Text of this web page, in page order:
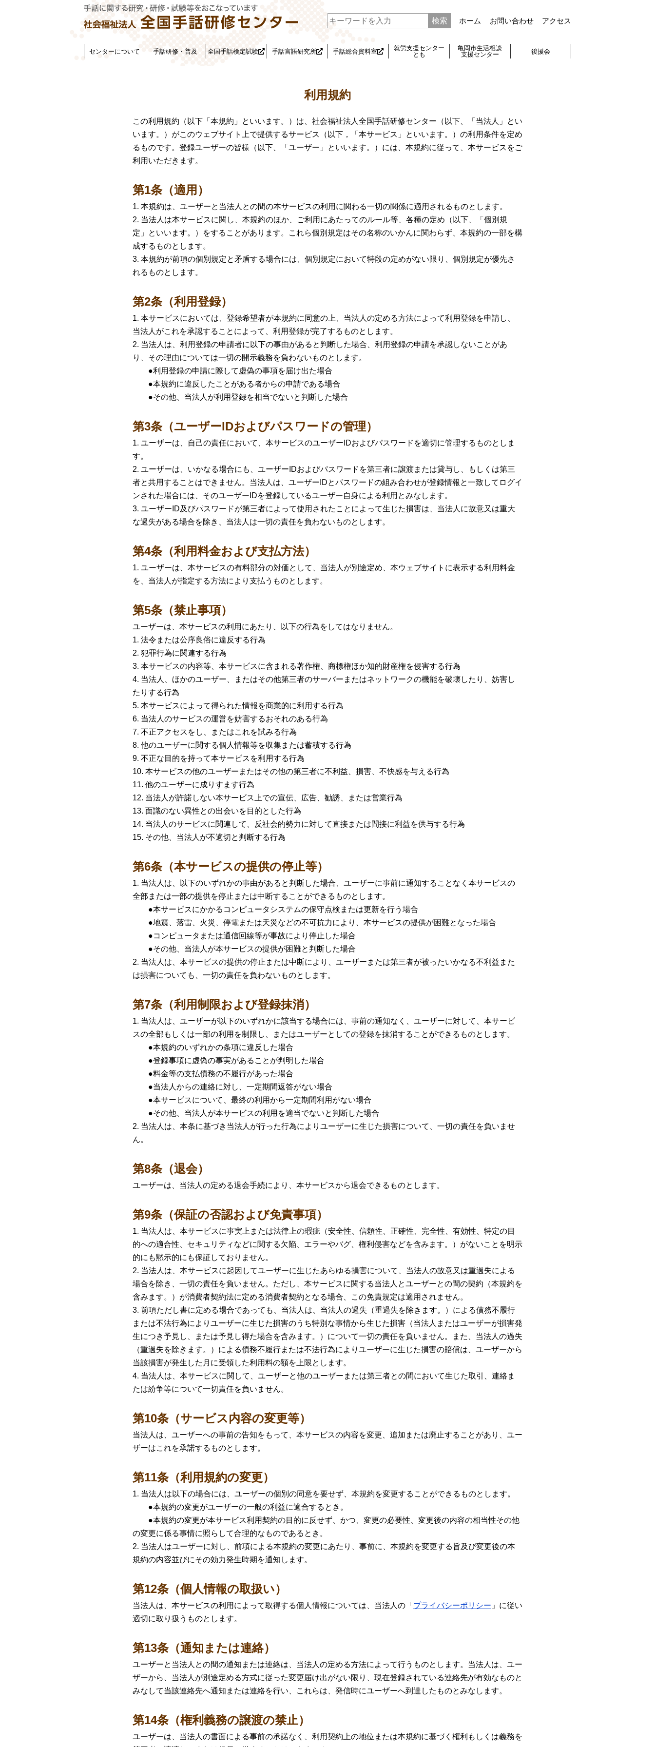
ホーム お問い合わせ アクセス
センターについて 手話研修・普及 全国手話検定試験 手話言語研究所 手話総合資料室
就労支援センター
とも
亀岡市生活相談
支援センター
後援会
利用規約
この利用規約（以下「本規約」といいます。）は、社会福祉法人全国手話研修センター（以下、「当法人」とい
います。）がこのウェブサイト上で提供するサービス（以下，「本サービス」といいます。）の利用条件を定め
るものです。登録ユーザーの皆様（以下、「ユーザー」といいます。）には、本規約に従って、本サービスをご
利用いただきます。
第1条（適用）
本規約は、ユーザーと当法人との間の本サービスの利用に関わる一切の関係に適用されるものとします。
当法人は本サービスに関し、本規約のほか、ご利用にあたってのルール等、各種の定め（以下、「個別規
定」といいます。）をすることがあります。これら個別規定はその名称のいかんに関わらず、本規約の一部を構
成するものとします。
本規約が前項の個別規定と矛盾する場合には、個別規定において特段の定めがない限り、個別規定が優先さ
れるものとします。
第2条（利用登録）
本サービスにおいては、登録希望者が本規約に同意の上、当法人の定める方法によって利用登録を申請し、
当法人がこれを承認することによって、利用登録が完了するものとします。
当法人は、利用登録の申請者に以下の事由があると判断した場合、利用登録の申請を承認しないことがあ
り、その理由については一切の開示義務を負わないものとします。
●利用登録の申請に際して虚偽の事項を届け出た場合
●本規約に違反したことがある者からの申請である場合
●その他、当法人が利用登録を相当でないと判断した場合
第3条（ユーザーIDおよびパスワードの管理）
ユーザーは、自己の責任において、本サービスのユーザーIDおよびパスワードを適切に管理するものとしま
す。
ユーザーは、いかなる場合にも、ユーザーIDおよびパスワードを第三者に譲渡または貸与し、もしくは第三
者と共用することはできません。当法人は、ユーザーIDとパスワードの組み合わせが登録情報と一致してログイ
ンされた場合には、そのユーザーIDを登録しているユーザー自身による利用とみなします。
ユーザーID及びパスワードが第三者によって使用されたことによって生じた損害は、当法人に故意又は重大
な過失がある場合を除き、当法人は一切の責任を負わないものとします。
第4条（利用料金および支払方法）
ユーザーは、本サービスの有料部分の対価として、当法人が別途定め、本ウェブサイトに表示する利用料金
を、当法人が指定する方法により支払うものとします。
第5条（禁止事項）
ユーザーは、本サービスの利用にあたり、以下の行為をしてはなりません。
法令または公序良俗に違反する行為
犯罪行為に関連する行為
本サービスの内容等、本サービスに含まれる著作権、商標権ほか知的財産権を侵害する行為
当法人、ほかのユーザー、またはその他第三者のサーバーまたはネットワークの機能を破壊したり、妨害し
たりする行為
本サービスによって得られた情報を商業的に利用する行為
当法人のサービスの運営を妨害するおそれのある行為
不正アクセスをし、またはこれを試みる行為
他のユーザーに関する個人情報等を収集または蓄積する行為
不正な目的を持って本サービスを利用する行為
本サービスの他のユーザーまたはその他の第三者に不利益、損害、不快感を与える行為
他のユーザーに成りすます行為
当法人が許諾しない本サービス上での宣伝、広告、勧誘、または営業行為
面識のない異性との出会いを目的とした行為
当法人のサービスに関連して、反社会的勢力に対して直接または間接に利益を供与する行為
その他、当法人が不適切と判断する行為
第6条（本サービスの提供の停止等）
当法人は、以下のいずれかの事由があると判断した場合、ユーザーに事前に通知することなく本サービスの
全部または一部の提供を停止または中断することができるものとします。
●本サービスにかかるコンピュータシステムの保守点検または更新を行う場合
●地震、落雷、火災、停電または天災などの不可抗力により、本サービスの提供が困難となった場合
●コンピュータまたは通信回線等が事故により停止した場合
●その他、当法人が本サービスの提供が困難と判断した場合
当法人は、本サービスの提供の停止または中断により、ユーザーまたは第三者が被ったいかなる不利益また
は損害についても、一切の責任を負わないものとします。
第7条（利用制限および登録抹消）
当法人は、ユーザーが以下のいずれかに該当する場合には、事前の通知なく、ユーザーに対して、本サービ
スの全部もしくは一部の利用を制限し、またはユーザーとしての登録を抹消することができるものとします。
●本規約のいずれかの条項に違反した場合
●登録事項に虚偽の事実があることが判明した場合
●料金等の支払債務の不履行があった場合
●当法人からの連絡に対し、一定期間返答がない場合
●本サービスについて、最終の利用から一定期間利用がない場合
●その他、当法人が本サービスの利用を適当でないと判断した場合
当法人は、本条に基づき当法人が行った行為によりユーザーに生じた損害について、一切の責任を負いませ
ん。
第8条（退会）
ユーザーは、当法人の定める退会手続により、本サービスから退会できるものとします。
第9条（保証の否認および免責事項）
当法人は、本サービスに事実上または法律上の瑕疵（安全性、信頼性、正確性、完全性、有効性、特定の目
的への適合性、セキュリティなどに関する欠陥、エラーやバグ、権利侵害などを含みます。）がないことを明示
的にも黙示的にも保証しておりません。
当法人は、本サービスに起因してユーザーに生じたあらゆる損害について、当法人の故意又は重過失による
場合を除き、一切の責任を負いません。ただし、本サービスに関する当法人とユーザーとの間の契約（本規約を
含みます。）が消費者契約法に定める消費者契約となる場合、この免責規定は適用されません。
前項ただし書に定める場合であっても、当法人は、当法人の過失（重過失を除きます。）による債務不履行
または不法行為によりユーザーに生じた損害のうち特別な事情から生じた損害（当法人またはユーザーが損害発
生につき予見し、または予見し得た場合を含みます。）について一切の責任を負いません。また、当法人の過失
（重過失を除きます。）による債務不履行または不法行為によりユーザーに生じた損害の賠償は、ユーザーから
当該損害が発生した月に受領した利用料の額を上限とします。
当法人は、本サービスに関して、ユーザーと他のユーザーまたは第三者との間において生じた取引、連絡ま
たは紛争等について一切責任を負いません。
第10条（サービス内容の変更等）
当法人は、ユーザーへの事前の告知をもって、本サービスの内容を変更、追加または廃止することがあり、ユー
ザーはこれを承諾するものとします。
第11条（利用規約の変更）
当法人は以下の場合には、ユーザーの個別の同意を要せず、本規約を変更することができるものとします。
●本規約の変更がユーザーの一般の利益に適合するとき。
●本規約の変更が本サービス利用契約の目的に反せず、かつ、変更の必要性、変更後の内容の相当性その他
の変更に係る事情に照らして合理的なものであるとき。
当法人はユーザーに対し、前項による本規約の変更にあたり、事前に、本規約を変更する旨及び変更後の本
規約の内容並びにその効力発生時期を通知します。
第12条（個人情報の取扱い）
当法人は、本サービスの利用によって取得する個人情報については、当法人の「 プライバシーポリシー 」に従い
適切に取り扱うものとします。
第13条（通知または連絡）
ユーザーと当法人との間の通知または連絡は、当法人の定める方法によって行うものとします。当法人は、ユー
ザーから、当法人が別途定める方式に従った変更届け出がない限り、現在登録されている連絡先が有効なものと
みなして当該連絡先へ通知または連絡を行い、これらは、発信時にユーザーへ到達したものとみなします。
第14条（権利義務の譲渡の禁止）
ユーザーは、当法人の書面による事前の承諾なく、利用契約上の地位または本規約に基づく権利もしくは義務を